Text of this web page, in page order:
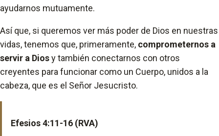
ayudarnos mutuamente.
Así que, si queremos ver más poder de Dios en nuestras
vidas, tenemos que, primeramente, comprometernos a
servir a Diosy también conectarnos con otros
creyentes para funcionar como un Cuerpo, unidos a la
cabeza, que es el Señor Jesucristo.
Efesios 4:11-16 (RVA)